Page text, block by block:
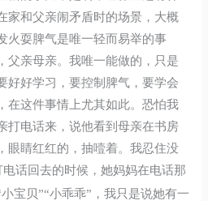
家和父亲闹矛盾时的场景，大概
火耍脾气是唯一轻而易举的事
父亲母亲。我唯一能做的，只是
好好学习，要控制脾气，要学会
在这件事情上尤其如此。恐怕我
打电话来，说他看到母亲在书房
眼睛红红的，抽噎着。我忍住没
电话回去的时候，她妈妈在电话那
宝贝”“小乖乖”，我只是说她有一